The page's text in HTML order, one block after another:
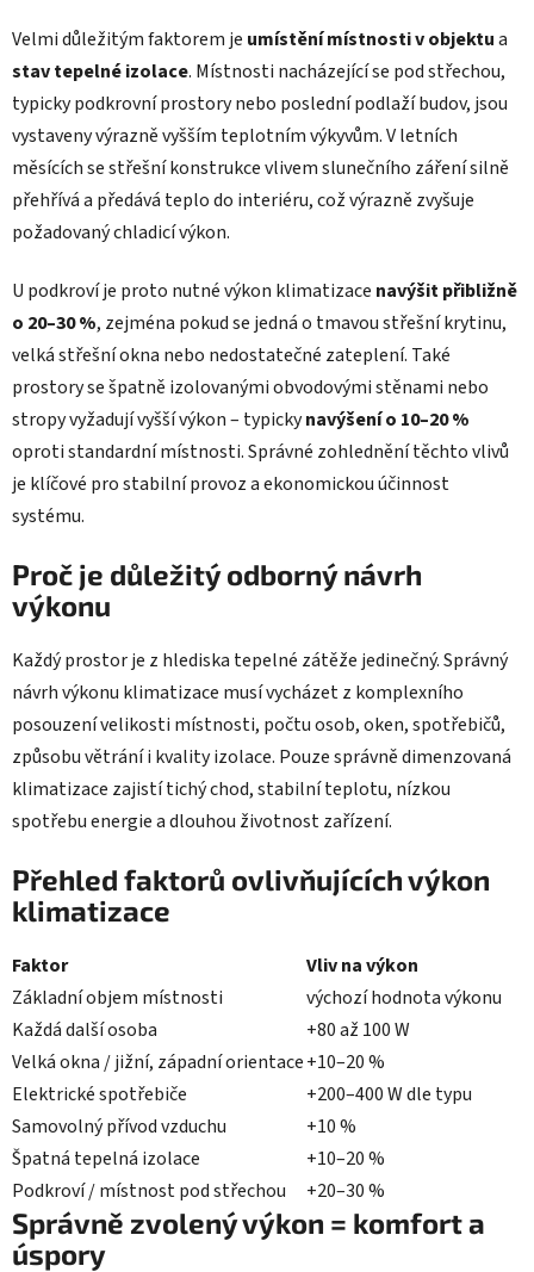
Velmi důležitým faktorem je umístění místnosti v objektua
stav tepelné izolace. Místnosti nacházející se pod střechou,
typicky podkrovní prostory nebo poslední podlaží budov, jsou
vystaveny výrazně vyšším teplotním výkyvům. V letních
měsících se střešní konstrukce vlivem slunečního záření silně
přehřívá a předává teplo do interiéru, což výrazně zvyšuje
požadovaný chladicí výkon.
U podkroví je proto nutné výkon klimatizace navýšit přibližně
o 20–30 %, zejména pokud se jedná o tmavou střešní krytinu,
velká střešní okna nebo nedostatečné zateplení. Také
prostory se špatně izolovanými obvodovými stěnami nebo
stropy vyžadují vyšší výkon – typickynavýšení o 10–20 %
oproti standardní místnosti. Správné zohlednění těchto vlivů
je klíčové pro stabilní provoz a ekonomickou účinnost
systému.
Proč je důležitý odborný návrh
výkonu
Každý prostor je z hlediska tepelné zátěže jedinečný. Správný
návrh výkonu klimatizace musí vycházet z komplexního
posouzení velikosti místnosti, počtu osob, oken, spotřebičů,
způsobu větrání i kvality izolace. Pouze správně dimenzovaná
klimatizace zajistí tichý chod, stabilní teplotu, nízkou
spotřebu energie a dlouhou životnost zařízení.
Přehled faktorů ovlivňujících výkon
klimatizace
Faktor
Vliv na výkon
Základní objem místnosti
výchozí hodnota výkonu
Každá další osoba
+80 až 100 W
Velká okna / jižní, západní orientace+10–20 %
Elektrické spotřebiče
+200–400 W dle typu
Samovolný přívod vzduchu
+10 %
Špatná tepelná izolace
+10–20 %
Podkroví / místnost pod střechou
+20–30 %
Správně zvolený výkon = komfort a
úspory